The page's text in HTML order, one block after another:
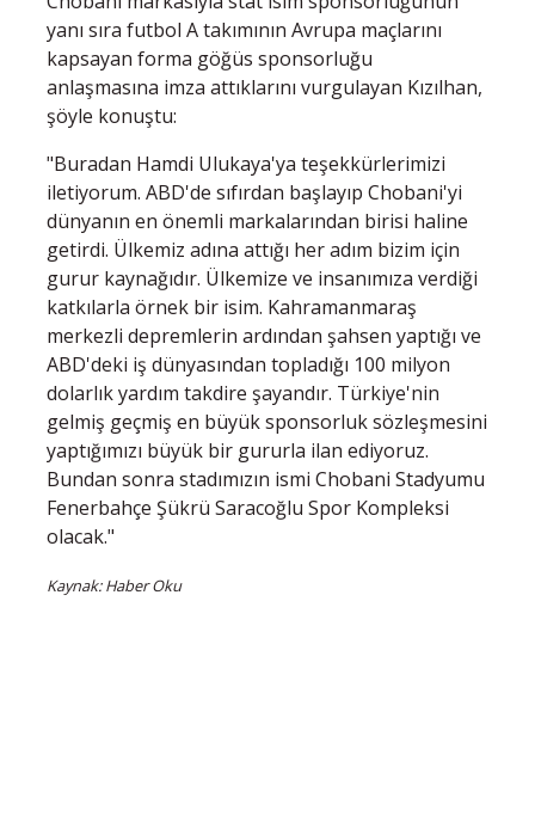
yanı sıra futbol A takımının Avrupa maçlarını
kapsayan forma göğüs sponsorluğu
anlaşmasına imza attıklarını vurgulayan Kızılhan,
şöyle konuştu:
"Buradan Hamdi Ulukaya'ya teşekkürlerimizi
iletiyorum. ABD'de sıfırdan başlayıp Chobani'yi
dünyanın en önemli markalarından birisi haline
getirdi. Ülkemiz adına attığı her adım bizim için
gurur kaynağıdır. Ülkemize ve insanımıza verdiği
katkılarla örnek bir isim. Kahramanmaraş
merkezli depremlerin ardından şahsen yaptığı ve
ABD'deki iş dünyasından topladığı 100 milyon
dolarlık yardım takdire şayandır. Türkiye'nin
gelmiş geçmiş en büyük sponsorluk sözleşmesini
yaptığımızı büyük bir gururla ilan ediyoruz.
Bundan sonra stadımızın ismi Chobani Stadyumu
Fenerbahçe Şükrü Saracoğlu Spor Kompleksi
olacak."
Kaynak: Haber Oku